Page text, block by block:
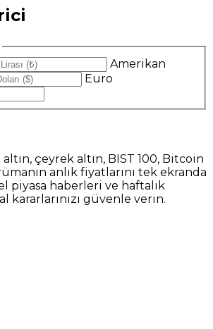
Amerikan
Euro
çeyrek altın, BIST 100, Bitcoin
anlık fiyatlarını tek ekranda
piyasa haberleri ve haftalık
kararlarınızı güvenle verin.